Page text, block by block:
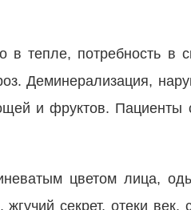
в тепле, потребность в
Деминерализация,
и фруктов. Пациенты
цветом лица,
секрет, отеки век,